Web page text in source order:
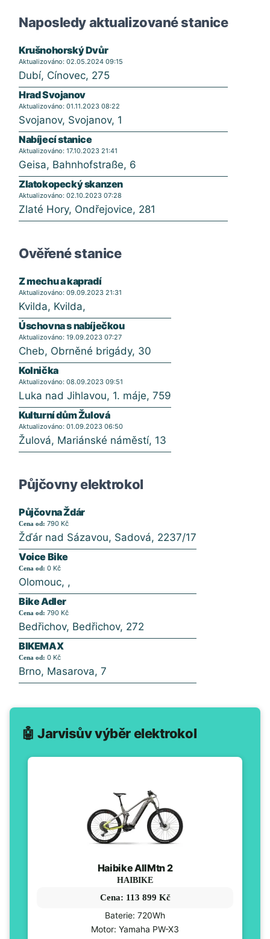
Naposledy aktualizované stanice
Krušnohorský Dvůr
Aktualizováno: 02.05.2024 09:15
Dubí, Cínovec, 275
Hrad Svojanov
Aktualizováno: 01.11.2023 08:22
Svojanov, Svojanov, 1
Nabíjecí stanice
Aktualizováno: 17.10.2023 21:41
Geisa, Bahnhofstraße, 6
Zlatokopecký skanzen
Aktualizováno: 02.10.2023 07:28
Zlaté Hory, Ondřejovice, 281
Ověřené stanice
Z mechu a kapradí
Aktualizováno: 09.09.2023 21:31
Kvilda, Kvilda,
Úschovna s nabíječkou
Aktualizováno: 19.09.2023 07:27
Cheb, Obrněné brigády, 30
Kolnička
Aktualizováno: 08.09.2023 09:51
Luka nad Jihlavou, 1. máje, 759
Kulturní dům Žulová
Aktualizováno: 01.09.2023 06:50
Žulová, Mariánské náměstí, 13
Půjčovny elektrokol
Půjčovna Ždár
Cena od: 790 Kč
Žďár nad Sázavou, Sadová, 2237/17
Voice Bike
Cena od: 0 Kč
Olomouc, ,
Bike Adler
Cena od: 790 Kč
Bedřichov, Bedřichov, 272
BIKEMAX
Cena od: 0 Kč
Brno, Masarova, 7
🤖 Jarvisův výběr elektrokol
Haibike AllMtn 2
HAIBIKE
Cena: 113 899 Kč
Baterie: 720Wh
Motor: Yamaha PW-X3